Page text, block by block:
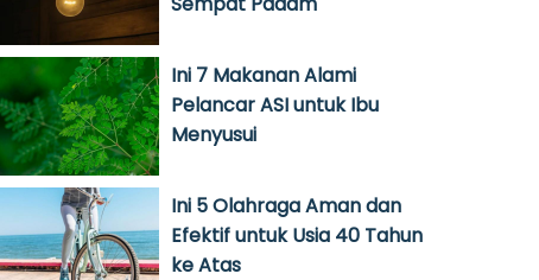
Ini 7 Makanan Alami
Pelancar ASI untuk Ibu
Menyusui
Ini 5 Olahraga Aman dan
Efektif untuk Usia 40 Tahun
ke Atas